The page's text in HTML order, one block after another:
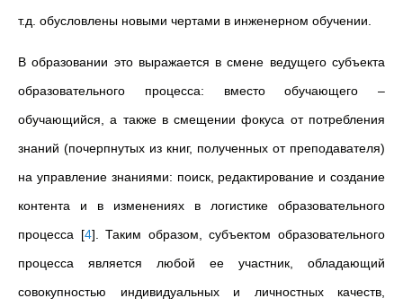
т.д. обусловлены новыми чертами в инженерном обучении.
В образовании это выражается в смене ведущего субъекта
образовательного процесса: вместо обучающего –
обучающийся, а также в смещении фокуса от потребления
знаний (почерпнутых из книг, полученных от преподавателя)
на управление знаниями: поиск, редактирование и создание
контента и в изменениях в логистике образовательного
процесса [4] . Таким образом, субъектом образовательного
процесса является любой ее участник, обладающий
совокупностью индивидуальных и личностных качеств,